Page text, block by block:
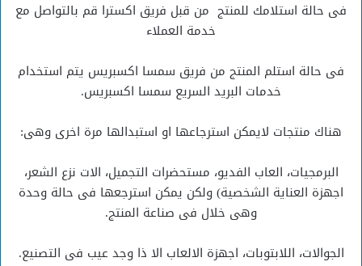
فى حالة استلامك للمنتج من قبل فريق اكسترا قم بالتواصل مع
خدمة العملاء
فى حالة استلم المنتج من فريق سمسا اكسبريس يتم استخدام
خدمات البريد السريع سمسا اكسبريس.
هناك منتجات لايمكن استرجاعها او استبدالها مرة اخرى وهى:
البرمجيات، العاب الفديو، مستحضرات التجميل، الات نزع الشعر،
اجهزة العناية الشخصية) ولكن يمكن استرجعها فى حالة وحدة
وهى خلال فى صناعة المنتج.
الجوالات، اللابتوبات، اجهزة الالعاب الا ذا وجد عيب فى التصنيع.